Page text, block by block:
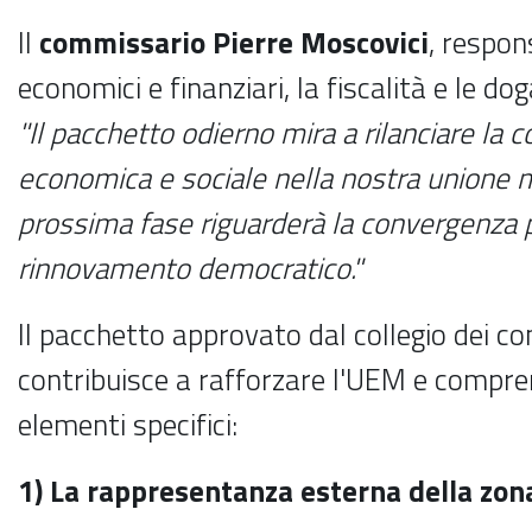
Il commissario Pierre Moscovici,
economici e finanziari, la fiscalità e le
"Il pacchetto odierno mira a rilanciare la
economica e sociale nella nostra unione
prossima fase riguarderà la convergenza
rinnovamento democratico."
Il pacchetto approvato dal collegio dei
contribuisce a rafforzare l'UEM e
elementi specifici:
1) La rappresentanza esterna della